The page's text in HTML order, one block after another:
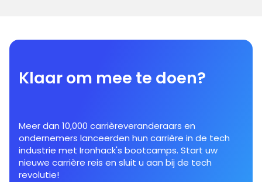
Klaar om mee te doen?
Meer dan 10,000 carrièreveranderaars en
ondernemers lanceerden hun carrière in de tech
industrie met Ironhack's bootcamps. Start uw
nieuwe carrière reis en sluit u aan bij de tech
revolutie!